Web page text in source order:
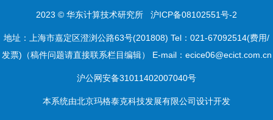
2023 © 华东计算技术研究所 沪ICP备08102551号-2
地址：上海市嘉定区澄浏公路63号(201808) Tel：021-67092514(费用/
发票)（稿件问题请直接联系栏目编辑） E-mail：ecice06@ecict.com.cn
沪公网安备31011402007040号
本系统由北京玛格泰克科技发展有限公司设计开发